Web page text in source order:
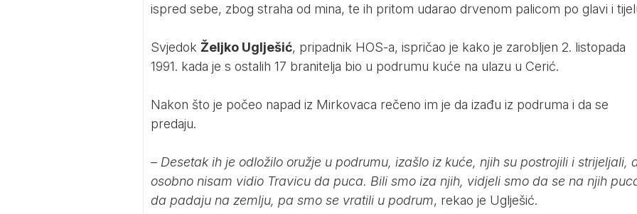
ispred sebe, zbog straha od mina, te ih pritom udarao drvenom palicom po glavi i
Svjedok Željko Uglješić, pripadnik HOS-a, ispričao je kako je zarobljen 2. listopada
1991. kada je s ostalih 17 branitelja bio u podrumu kuće na ulazu u Cerić.
Nakon što je počeo napad iz Mirkovaca rečeno im je da izađu iz podruma i da se
predaju.
– Desetak ih je odložilo oružje u podrumu, izašlo iz kuće, njih su postrojili i strijeljali,
osobno nisam vidio Travicu da puca. Bili smo iza njih, vidjeli smo da se na njih
da padaju na zemlju, pa smo se vratili u podrum, rekao je Uglješić.